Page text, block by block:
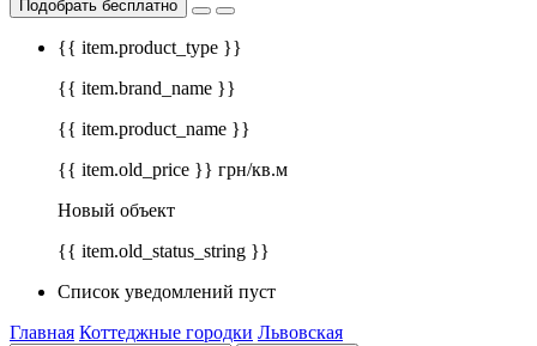
Подобрать бесплатно
{{ item.product_type }}
{{ item.brand_name }}
{{ item.product_name }}
{{ item.old_price }} грн/кв.м
Новый объект
{{ item.old_status_string }}
Список уведомлений пуст
Главная Коттеджные городки Львовская